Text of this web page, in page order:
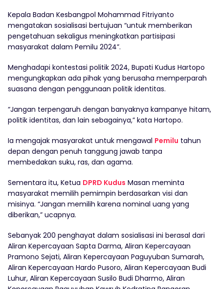
Kepala Badan Kesbangpol Mohammad Fitriyanto
mengatakan sosialisasi bertujuan “untuk memberikan
pengetahuan sekaligus meningkatkan partisipasi
masyarakat dalam Pemilu 2024”.
Menghadapi kontestasi politik 2024, Bupati Kudus Hartopo
mengungkapkan ada pihak yang berusaha memperparah
suasana dengan penggunaan politik identitas.
“Jangan terpengaruh dengan banyaknya kampanye hitam,
politik identitas, dan lain sebagainya,” kata Hartopo.
Ia mengajak masyarakat untuk mengawal Pemilu tahun
depan dengan penuh tanggung jawab tanpa
membedakan suku, ras, dan agama.
Sementara itu, Ketua DPRD Kudus Masan meminta
masyarakat memilih pemimpin berdasarkan visi dan
misinya. “Jangan memilih karena nominal uang yang
diberikan,” ucapnya.
Sebanyak 200 penghayat dalam sosialisasi ini berasal dari
Aliran Kepercayaan Sapta Darma, Aliran Kepercayaan
Pramono Sejati, Aliran Kepercayaan Paguyuban Sumarah,
Aliran Kepercayaan Hardo Pusoro, Aliran Kepercayaan Budi
Luhur, Aliran Kepercayaan Susilo Budi Dharmo, Aliran